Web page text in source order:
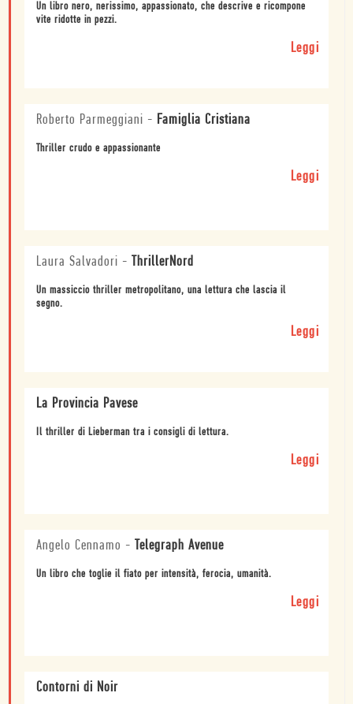
Un libro nero, nerissimo, appassionato, che descrive e ricompone
vite ridotte in pezzi.
Leggi
Roberto Parmeggiani - Famiglia Cristiana
Thriller crudo e appassionante
Leggi
Laura Salvadori - ThrillerNord
Un massiccio thriller metropolitano, una lettura che lascia il
segno.
Leggi
La Provincia Pavese
Il thriller di Lieberman tra i consigli di lettura.
Leggi
Angelo Cennamo - Telegraph Avenue
Un libro che toglie il fiato per intensità, ferocia, umanità.
Leggi
Contorni di Noir